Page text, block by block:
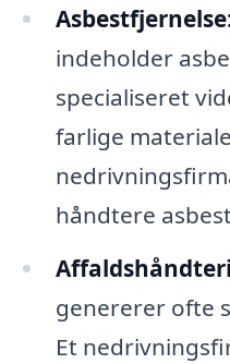
indeholder
specialiseret
farlige
håndtere
genererer ofte
Et